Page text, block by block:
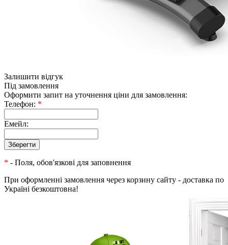
Залишити відгук
Під замовлення
Оформити запит на уточнення ціни для замовлення:
Телефон: *
Емейл:
* - Поля, обов'язкові для заповнення
При оформленні замовлення через корзину сайту - доставка по
Україні безкоштовна!